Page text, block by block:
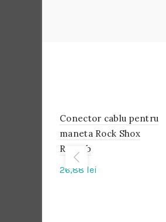
IN
STOC
Conector cablu pentru
maneta Rock Shox
Reverb
26,88 lei